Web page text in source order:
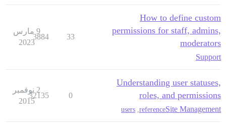
How to define custom
permissions for staff, admins,
moderators
Support
33
3884
9 مارس
2023
Understanding user statuses,
roles, and permissions
Site Management
reference
users
0
32135
2 نوفمبر
2015